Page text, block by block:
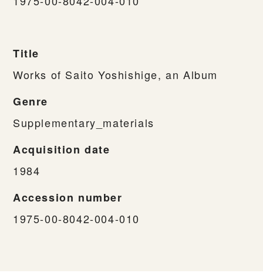
Title
Works of Saito Yoshishige, an Album
Genre
Supplementary_materials
Acquisition date
1984
Accession number
1975-00-8042-004-010